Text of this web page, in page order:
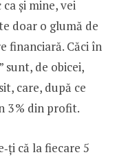
și mine, vei
doar o glumă de
financiară. Căci în
sunt, de obicei,
care, după ce
3 % din profit.
că la fiecare 5